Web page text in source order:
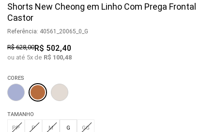
Shorts New Cheong em Linho Com Prega Frontal
Castor
Referência: 40561_20065_0_G
R$628,00R$ 502,40
ou até 5x de R$ 100,48
CORES
TAMANHO
PP P M G GG